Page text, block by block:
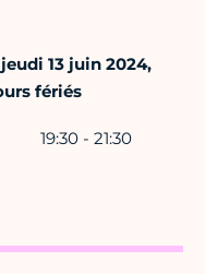
13 juin 2024,
fériés
19:30 - 21:30